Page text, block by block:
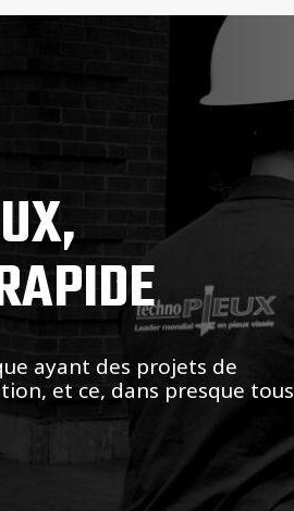
ayant des projets de
et ce, dans presque tous